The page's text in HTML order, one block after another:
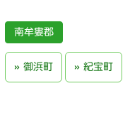
南牟婁郡
御浜町 紀宝町